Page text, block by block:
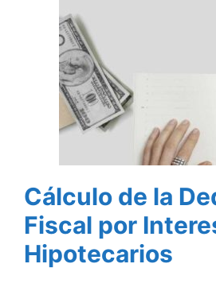
Cálculo de la
Fiscal por
Hipotecarios